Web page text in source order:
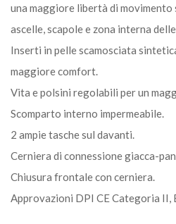
una maggiore libertà di movimento
ascelle, scapole e zona interna
Inserti in pelle scamosciata
maggiore comfort.
Vita e polsini regolabili per un
Scomparto interno impermeabile.
2 ampie tasche sul davanti.
Cerniera di connessione giacca-
Chiusura frontale con cerniera.
Approvazioni DPI CE Categoria II,